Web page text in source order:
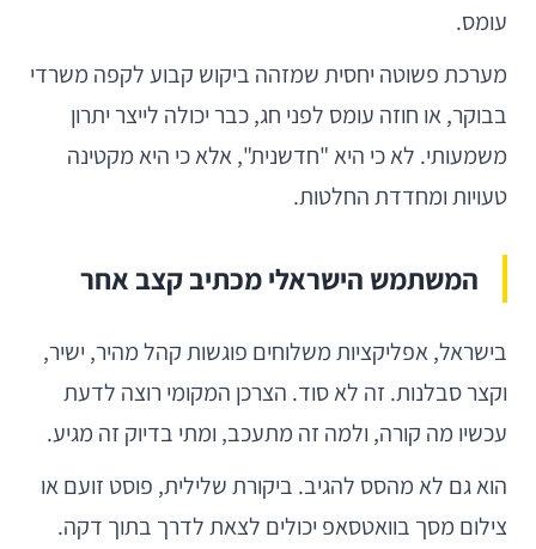
עומס.
מערכת פשוטה יחסית שמזהה ביקוש קבוע לקפה משרדי
בבוקר, או חוזה עומס לפני חג, כבר יכולה לייצר יתרון
משמעותי. לא כי היא "חדשנית", אלא כי היא מקטינה
טעויות ומחדדת החלטות.
המשתמש הישראלי מכתיב קצב אחר
בישראל, אפליקציות משלוחים פוגשות קהל מהיר, ישיר,
וקצר סבלנות. זה לא סוד. הצרכן המקומי רוצה לדעת
עכשיו מה קורה, ולמה זה מתעכב, ומתי בדיוק זה מגיע.
הוא גם לא מהסס להגיב. ביקורת שלילית, פוסט זועם או
צילום מסך בוואטסאפ יכולים לצאת לדרך בתוך דקה.